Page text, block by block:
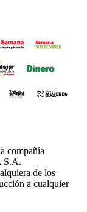
compañía
S.A.
de los
a cualquier